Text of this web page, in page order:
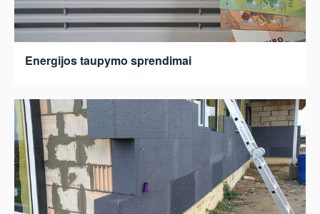
Energijos taupymo sprendimai